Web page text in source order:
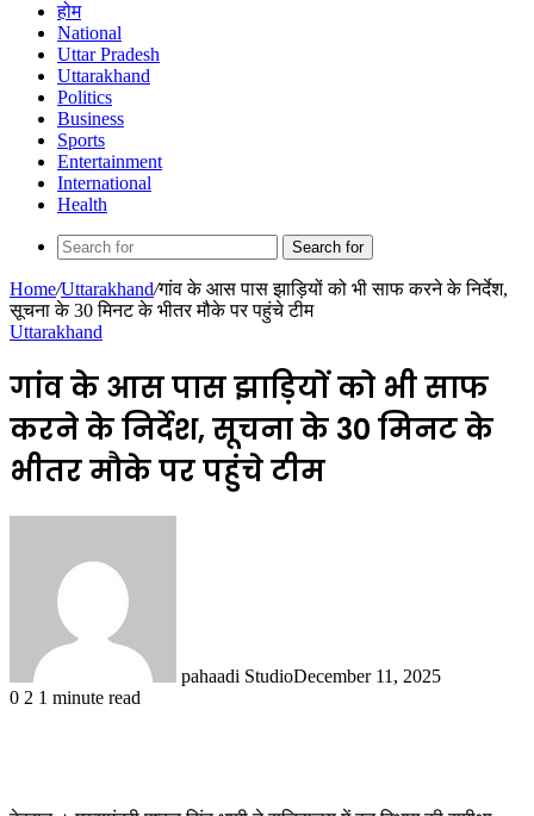
होम
National
Uttar Pradesh
Uttarakhand
Politics
Business
Sports
Entertainment
International
Health
Search for
Home/Uttarakhand/गांव के आस पास झाड़ियों को भी साफ करने के निर्देश,
सूचना के 30 मिनट के भीतर मौके पर पहुंचे टीम
Uttarakhand
गांव के आस पास झाड़ियों को भी साफ
करने के निर्देश, सूचना के 30 मिनट के
भीतर मौके पर पहुंचे टीम
pahaadi StudioDecember 11, 2025
0 2 1 minute read